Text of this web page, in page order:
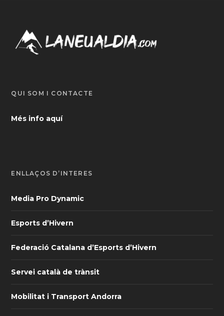
QUI SOM I CONTACTE
Més info aquí
ENLLAÇOS D’INTERÈS
Media Pro Dynamic
Esports d’Hivern
Federació Catalana d’Esports d’Hivern
Servei català de trànsit
Mobilitat i Transport Andorra